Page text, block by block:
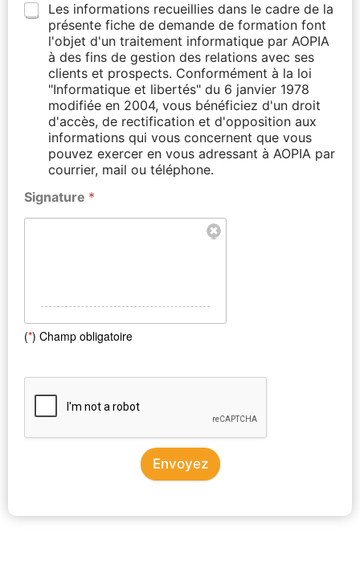
Les informations recueillies dans le cadre de la
présente fiche de demande de formation font
l'objet d'un traitement informatique par AOPIA
à des fins de gestion des relations avec ses
clients et prospects. Conformément à la loi
"Informatique et libertés" du 6 janvier 1978
modifiée en 2004, vous bénéficiez d'un droit
d'accès, de rectification et d'opposition aux
informations qui vous concernent que vous
pouvez exercer en vous adressant à AOPIA par
courrier, mail ou téléphone.
Signature *
(*) Champ obligatoire
Envoyez